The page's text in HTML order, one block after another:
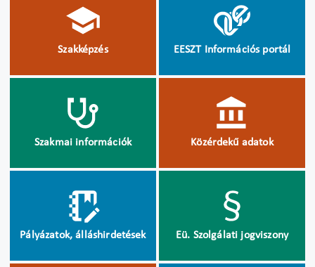
Szakképzés EESZT Információs portál
Szakmai információk Közérdekű adatok
Pályázatok, álláshirdetések Eü. Szolgálati jogviszony